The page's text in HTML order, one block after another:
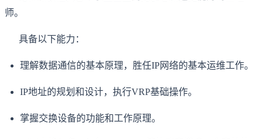
师。
具备以下能力：
理解数据通信的基本原理，胜任IP网络的基本运维工作。
IP地址的规划和设计，执行VRP基础操作。
掌握交换设备的功能和工作原理。